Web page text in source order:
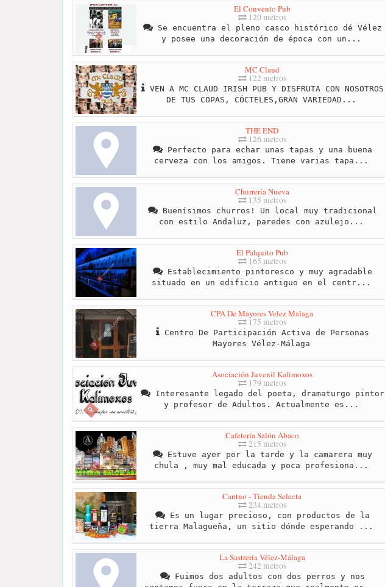
El Convento Pub
120 metros
Se encuentra el pleno casco histórico dé Vélez
y posee una decoración de época con un...
MC Claud
122 metros
VEN A MC CLAUD IRISH PUB Y DISFRUTA CON NOSOTROS
DE TUS COPAS, CÓCTELES,GRAN VARIEDAD...
THE END
126 metros
Perfecto para echar unas tapas y una buena
cerveza con los amigos. Tiene varias tapa...
Churrería Nueva
135 metros
Buenísimos churros! Un local muy tradicional
con estilo Andaluz, paredes con azulejo...
El Palquito Pub
165 metros
Establecimiento pintoresco y muy agradable
situado en un edificio antiguo en el centr...
CPA De Mayores Velez Malaga
175 metros
Centro De Participación Activa de Personas
Mayores Vélez-Málaga
Asociación Juvenil Kalimoxos
179 metros
Interesante legado del poeta, dramaturgo pintor
y profesor de Adultos. Actualmente es...
Cafetería Salón Abaco
215 metros
Estuve ayer por la tarde y la camarera muy
chula , muy mal educada y poca profesiona...
Cantuo - Tienda Selecta
234 metros
Es un lugar precioso, con productos de la
tierra Malagueña, un sitio dónde esperando ...
La Sastrería Vélez-Málaga
242 metros
Fuimos dos adultos con dos perros y nos